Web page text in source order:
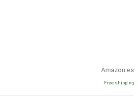
Amazon.es
Free shipping